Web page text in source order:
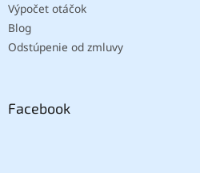
Výpočet otáčok
Blog
Odstúpenie od zmluvy
Facebook